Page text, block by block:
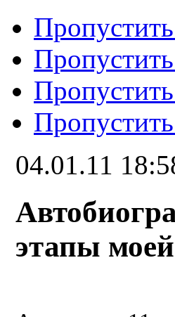
04.01.11
этапы